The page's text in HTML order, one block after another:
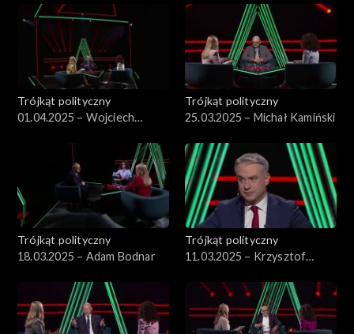
Trójkąt polityczny
01.04.2025 – Wojciech
Trójkąt polityczny
25.03.2025 – Michał Kamiński
Trójkąt polityczny
18.03.2025 – Adam Bodnar
Trójkąt polityczny
11.03.2025 – Krzysztof